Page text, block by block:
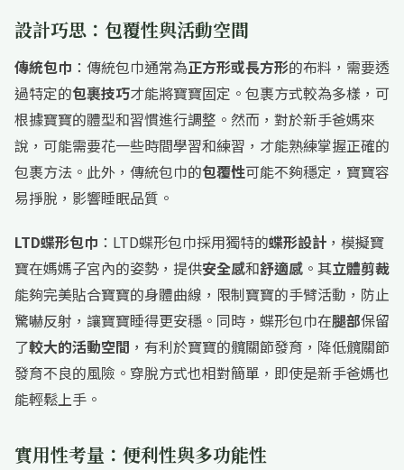
設計巧思：包覆性與活動空間
傳統包巾 ：傳統包巾通常為正方形或長方形的布料，需要透
過特定的包裹技巧才能將寶寶固定。包裹方式較為多樣，可
根據寶寶的體型和習慣進行調整。然而，對於新手爸媽來
說，可能需要花一些時間學習和練習，才能熟練掌握正確的
包裹方法。此外，傳統包巾的包覆性可能不夠穩定，寶寶容
易掙脫，影響睡眠品質。
LTD蝶形包巾 ：LTD蝶形包巾採用獨特的蝶形設計 ，模擬寶
寶在媽媽子宮內的姿勢，提供安全感和舒適感 。其立體剪裁
能夠完美貼合寶寶的身體曲線，限制寶寶的手臂活動，防止
驚嚇反射，讓寶寶睡得更安穩。同時，蝶形包巾在腿部保留
了較大的活動空間 ，有利於寶寶的髖關節發育，降低髖關節
發育不良的風險。穿脫方式也相對簡單，即使是新手爸媽也
能輕鬆上手。
實用性考量：便利性與多功能性